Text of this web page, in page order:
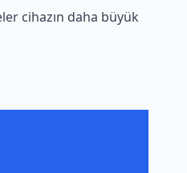
cihazın daha büyük